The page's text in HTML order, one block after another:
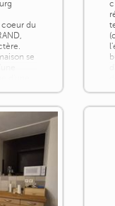
coeur du
se